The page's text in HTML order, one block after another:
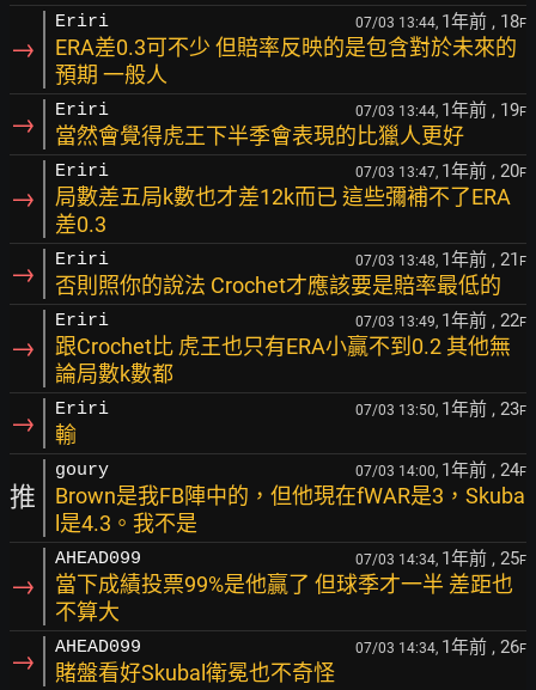
→
Eriri 07/03 13:44, 1年前 , 18F
ERA差0.3可不少 但賠率反映的是包含對於未來的
預期 一般人
→ Eriri 07/03 13:44, 1年前 , 19F
當然會覺得虎王下半季會表現的比獵人更好
→
Eriri 07/03 13:47, 1年前 , 20F
局數差五局k數也才差12k而已 這些彌補不了ERA
差0.3
→ Eriri 07/03 13:48, 1年前 , 21 F
否則照你的說法 Crochet才應該要是賠率最低的
→
Eriri 07/03 13:49, 1年前 , 22F
跟Crochet比 虎王也只有ERA小贏不到0.2 其他無
論局數k數都
→ Eriri 07/03 13:50, 1年前 , 23F
輸
推
goury 07/03 14:00, 1年前 , 24F
Brown是我FB陣中的，但他現在fWAR是3，Skuba
l是4.3。我不是
→
AHEAD099 07/03 14:34, 1年前 , 25F
當下成績投票99%是他贏了 但球季才一半 差距也
不算大
→ AHEAD099 07/03 14:34, 1年前 , 26F
賭盤看好Skubal衛冕也不奇怪